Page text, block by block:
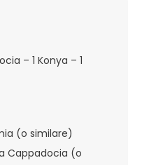
– 1 Konya – 1
(o similare)
Cappadocia (o